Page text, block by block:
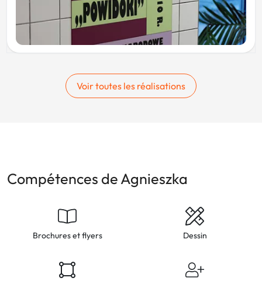
Voir toutes les réalisations
Compétences de Agnieszka
Brochures et flyers Dessin